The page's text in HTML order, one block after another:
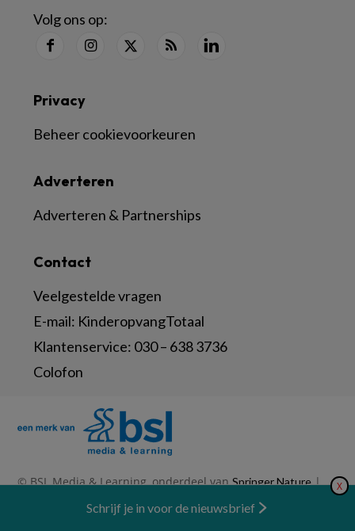
Volg ons op:
Contact
Veelgestelde vragen
E-mail: KinderopvangTotaal
Klantenservice: 030 – 638 3736
Colofon
Adverteren
Adverteren & Partnerships
Privacy
Beheer cookievoorkeuren
© BSL Media & Learning, onderdeel vanSpringer Nature| X
Schrijf je in voor de nieuwsbrief
Nieuwsbrief Abonneren